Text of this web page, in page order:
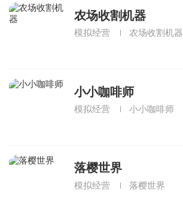
农场收割机器
模拟经营 农场收割机器
小小咖啡师
模拟经营 小小咖啡师
落樱世界
模拟经营 落樱世界